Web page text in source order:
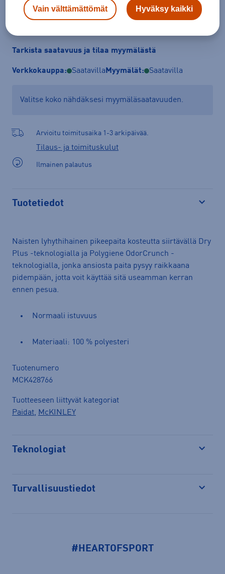
Lisää ostoskoriin
Tarkista saatavuus ja tilaa myymälästä
Verkkokauppa: Saatavilla Myymälät: Saatavilla
Valitse koko nähdäksesi myymäläsaatavuuden.
Arvioitu toimitusaika 1-3 arkipäivää.
Tilaus- ja toimituskulut
Ilmainen palautus
Tuotetiedot
Naisten lyhythihainen pikeepaita kosteutta siirtävällä Dry
Plus -teknologialla ja Polygiene OdorCrunch -
teknologialla, jonka ansiosta paita pysyy raikkaana
pidempään, jotta voit käyttää sitä useamman kerran
ennen pesua.
Normaali istuvuus
Materiaali: 100 % polyesteri
Tuotenumero
MCK428766
Tuotteeseen liittyvät kategoriat
Paidat, McKINLEY
Teknologiat
Turvallisuustiedot
#HEARTOFSPORT
Vain välttämättömät Hyväksy kaikki